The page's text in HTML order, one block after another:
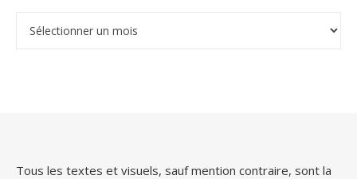
Tous les textes et visuels, sauf mention contraire, sont la